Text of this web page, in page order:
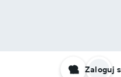
Zaloguj